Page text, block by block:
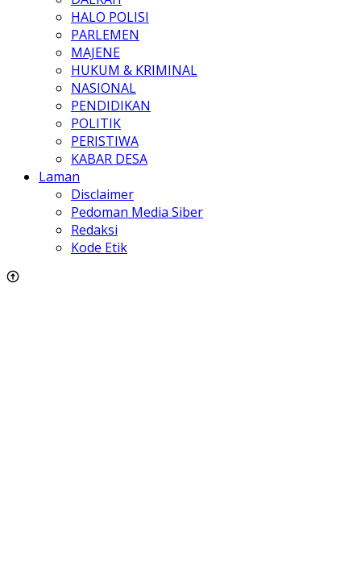
HALO POLISI
PARLEMEN
MAJENE
HUKUM & KRIMINAL
NASIONAL
PENDIDIKAN
POLITIK
PERISTIWA
KABAR DESA
Laman
Disclaimer
Pedoman Media Siber
Redaksi
Kode Etik